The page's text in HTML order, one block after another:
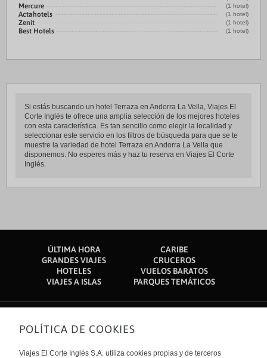
Mercure (1 hotel)
Actahotels (1 hotel)
Zenit (1 hotel)
Best Hotels (1 hotel)
Si estás buscando un hotel Terraza en Andorra La Vella, Viajes El
Corte Inglés te ofrece una amplia selección de los mejores hoteles
con esta característica. Es tan sencillo como elegir la localidad y
seleccionar este servicio en los filtros de búsqueda para que se te
muestre la variedad de hotel Terraza en Andorra La Vella que
disponemos. No esperes más y haz tu reserva en Viajes El Corte
Inglés.
ÚLTIMA HORA
CARIBE
GRANDES VIAJES
CRUCEROS
HOTELES
VUELOS BARATOS
VIAJES A ISLAS
PARQUES TEMÁTICOS
Sobre nosotros
Quiénes somos
POLÍTICA DE COOKIES
Viajes El Corte Inglés S.A. utiliza cookies propias y de terceros